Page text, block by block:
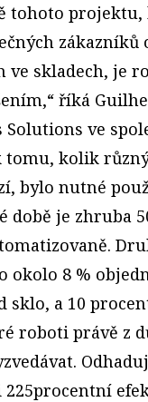
tohoto projektu,
zákazníků
skladech, je
říká
ve
tomu, kolik
bylo nutné
době je zhruba
okolo 8 %
a 10
roboti právě z